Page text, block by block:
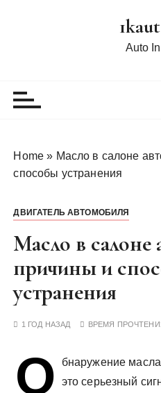
Auto
Home » Масло в салоне
способы устранения
ДВИГАТЕЛЬ АВТОМОБИЛЯ
Масло в салоне
причины и
устранения
1 ГОД НАЗАД ВРЕМЯ
О
бнаружение
это серьезный